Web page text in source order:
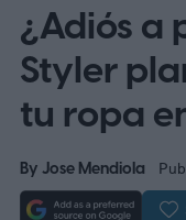
¿Adiós a
Styler
tu ropa
ByJose Mendiola